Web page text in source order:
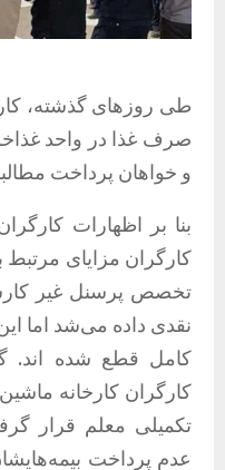
طی روزهای گذشته،
صرف غذا در واحد
و خواهان پرداخت
بنا بر اظهارات
کارگران مزایای مرتبط
تخصص پرسنل غیر
نقدی داده می‌شد اما
کامل قطع شده اند.
کارگران کارخانه
تکمیلی معلم قرار
عدم پرداخت